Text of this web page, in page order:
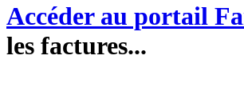
Accéder au portail
les factures...